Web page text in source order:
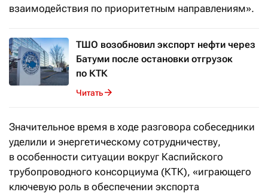
взаимодействия по приоритетным направлениям».
ТШО возобновил экспорт нефти через
Батуми после остановки отгрузок
по КТК
Читать
Значительное время в ходе разговора собеседники
уделили и энергетическому сотрудничеству,
в особенности ситуации вокруг Каспийского
трубопроводного консорциума (КТК), «играющего
ключевую роль в обеспечении экспорта